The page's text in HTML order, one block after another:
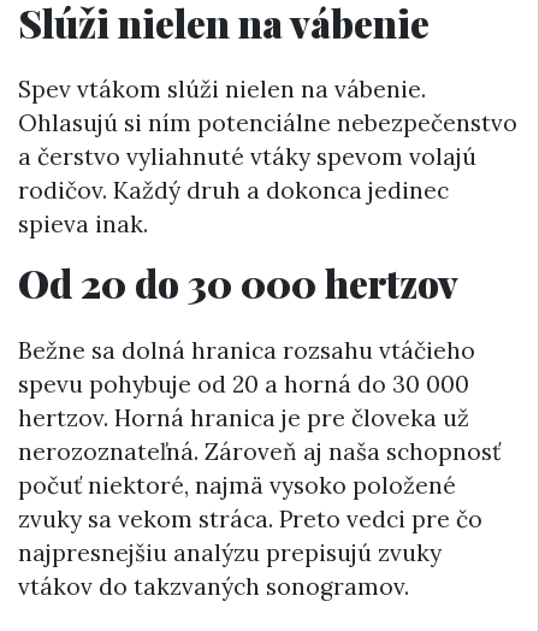
Slúži nielen na vábenie
Spev vtákom slúži nielen na vábenie.
Ohlasujú si ním potenciálne nebezpečenstvo
a čerstvo vyliahnuté vtáky spevom volajú
rodičov. Každý druh a dokonca jedinec
spieva inak.
Od 20 do 30 000 hertzov
Bežne sa dolná hranica rozsahu vtáčieho
spevu pohybuje od 20 a horná do 30 000
hertzov. Horná hranica je pre človeka už
nerozoznateľná. Zároveň aj naša schopnosť
počuť niektoré, najmä vysoko položené
zvuky sa vekom stráca. Preto vedci pre čo
najpresnejšiu analýzu prepisujú zvuky
vtákov do takzvaných sonogramov.